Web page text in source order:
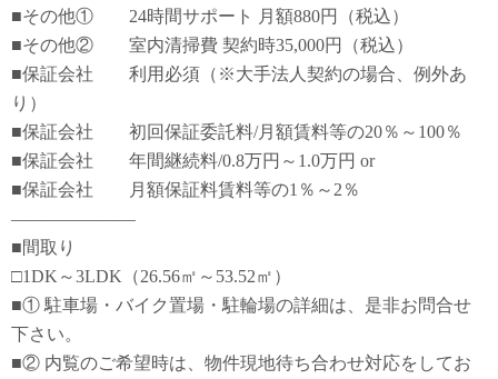
■その他① 24時間サポート 月額880円（税込）
■その他② 室内清掃費 契約時35,000円（税込）
■保証会社 利用必須（※大手法人契約の場合、例外あ
り）
■保証会社 初回保証委託料/月額賃料等の20％～100％
■保証会社 年間継続料/0.8万円～1.0万円 or
■保証会社 月額保証料賃料等の1％～2％
―――――――
■間取り
□1DK～3LDK（26.56㎡～53.52㎡）
■① 駐車場・バイク置場・駐輪場の詳細は、是非お問合せ
下さい。
■② 内覧のご希望時は、物件現地待ち合わせ対応をしてお